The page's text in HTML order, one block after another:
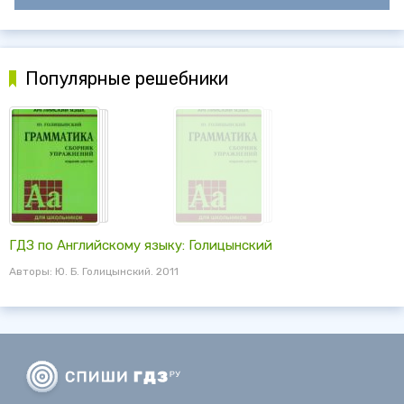
Популярные решебники
ГДЗ по Английскому языку: Голицынский
Авторы: Ю. Б. Голицынский. 2011